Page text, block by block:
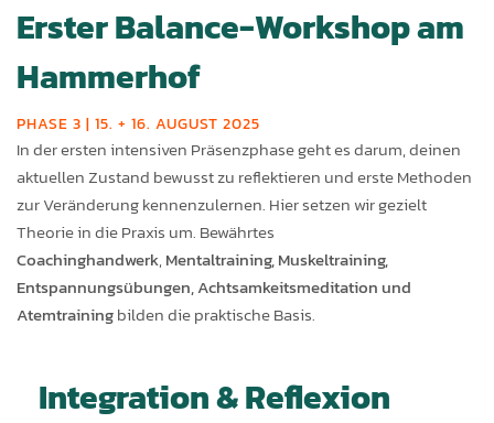
Erster Balance-Workshop am
Hammerhof
PHASE 3 | 15. + 16. AUGUST 2025
In der ersten intensiven Präsenzphase geht es darum, deinen
aktuellen Zustand bewusst zu reflektieren und erste Methoden
zur Veränderung kennenzulernen. Hier setzen wir gezielt
Theorie in die Praxis um. Bewährtes
Coachinghandwerk,Mentaltraining, Muskeltraining,
Entspannungsübungen, Achtsamkeitsmeditation und
Atemtrainingbilden die praktische Basis.
Integration & Reflexion